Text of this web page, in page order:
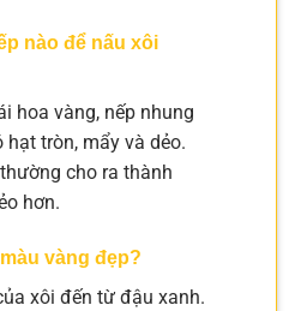
nào để nấu xôi
hoa vàng, nếp nhung
hạt tròn, mẩy và dẻo.
cho ra thành
hơn.
vàng đẹp?
xôi đến từ đậu xanh.